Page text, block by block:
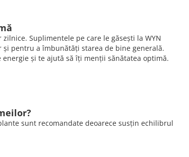
Suplimentele pe care le găsești la WYN
pentru a îmbunătăți starea de bine generală.
și te ajută să îți menții sănătatea optimă.
sunt recomandate deoarece susțin echilibrul